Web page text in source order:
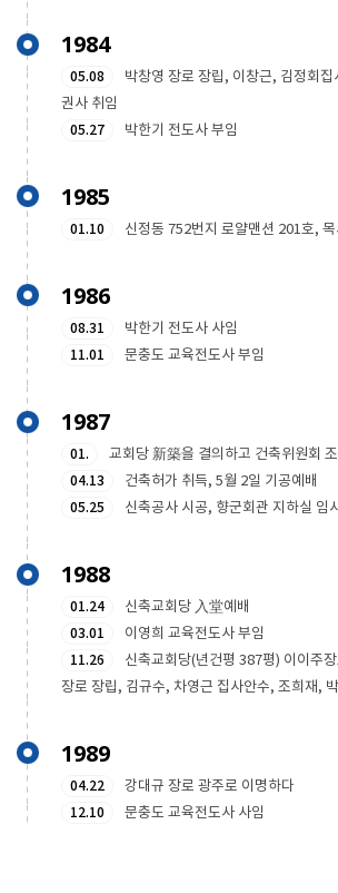
1984
05.08
박창영 장로 장립, 이창근, 김정회
권사 취임
05.27 박한기 전도사 부임
1985
01.10 신정동 752번지 로얄맨션 201호, 목
1986
08.31 박한기 전도사 사임
11.01 문충도 교육전도사 부임
1987
01. 교회당 新築을 결의하고 건축위원회
04.13 건축허가 취득, 5월 2일 기공예배
05.25 신축공사 시공, 향군회관 지하실 임
1988
01.24 신축교회당 入堂예배
03.01 이영희 교육전도사 부임
11.26
신축교회당(년건평 387평) 이이주
장로 장립, 김규수, 차영근 집사안수, 조희재,
1989
04.22 강대규 장로 광주로 이명하다
12.10 문충도 교육전도사 사임